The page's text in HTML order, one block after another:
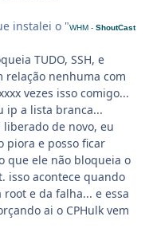
instalei o "WHM - ShoutCast
TUDO, SSH, e
relação nenhuma com
vezes isso comigo...
ip a lista branca...
de novo, eu
piora e posso ficar
que ele não bloqueia o
isso acontece quando
e da falha... e essa
ai o CPHulk vem